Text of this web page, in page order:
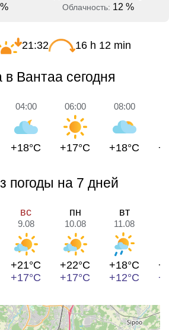
Облачность: 12 %
21:32 16 h 12 min
в Вантаа сегодня
04:00
+18°C
06:00
+17°C
08:00
+18°C
погоды на 7 дней
вс
9.08
+21°C
+17°C
пн
10.08
+22°C
+17°C
вт
11.08
+18°C
+12°C